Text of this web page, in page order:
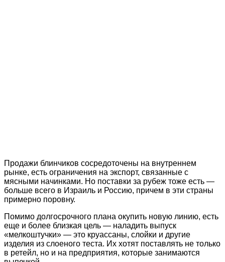
Продажи блинчиков сосредоточены на внутреннем
рынке, есть ограничения на экспорт, связанные с
мясными начинками. Но поставки за рубеж тоже есть —
больше всего в Израиль и Россию, причем в эти страны
примерно поровну.
Помимо долгосрочного плана окупить новую линию, есть
еще и более близкая цель — наладить выпуск
«мелкоштучки» — это круассаны, слойки и другие
изделия из слоеного теста. Их хотят поставлять не только
в ретейл, но и на предприятия, которые занимаются